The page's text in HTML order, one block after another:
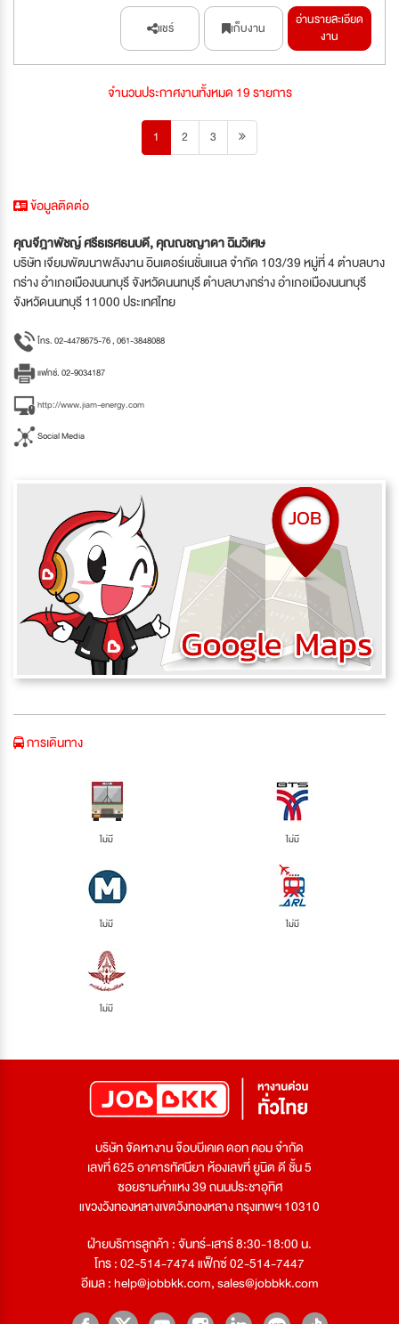
แชร์ เก็บงาน
อ่านรายละเอียด
งาน
จำนวนประกาศงานทั้งหมด 19 รายการ
1 2 3
ข้อมูลติดต่อ
คุณจีฎาพัชญ์ ศรีธเรศธนบดี, คุณณชญาดา ฉิมวิเศษ
บริษัท เจียมพัฒนาพลังงาน อินเตอร์เนชั่นแนล จำกัด 103/39 หมู่ที่ 4 ตำบลบาง
กร่าง อำเภอเมืองนนทบุรี จังหวัดนนทบุรี ตำบลบางกร่าง อำเภอเมืองนนทบุรี
จังหวัดนนทบุรี 11000 ประเทศไทย
โทร. 02-4478675-76 , 061-3848088
แฟกซ์. 02-9034187
http://www.jiam-energy.com
Social Media
การเดินทาง
ไม่มี ไม่มี
ไม่มี ไม่มี
ไม่มี
บริษัท จัดหางาน จ๊อบบีเคเค ดอท คอม จำกัด
เลขที่ 625 อาคารทัศนียา ห้องเลขที่ ยูนิต ดี ชั้น 5
ซอยรามคำแหง 39 ถนนประชาอุทิศ
แขวงวังทองหลางเขตวังทองหลาง กรุงเทพฯ 10310
ฝ่ายบริการลูกค้า : จันทร์-เสาร์ 8:30-18:00 น.
โทร : 02-514-7474 แฟ็กซ์ 02-514-7447
อีเมล :help@jobbkk.com,sales@jobbkk.com